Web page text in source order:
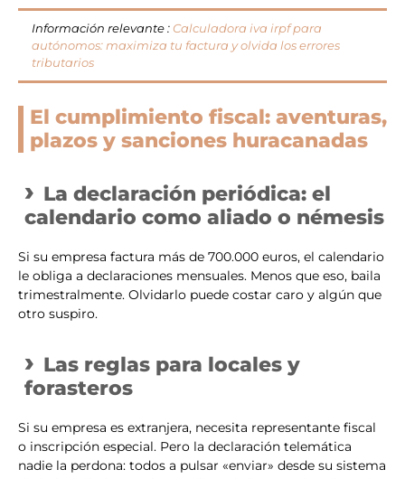
Información relevante : Calculadora iva irpf para
autónomos: maximiza tu factura y olvida los errores
tributarios
El cumplimiento fiscal: aventuras,
plazos y sanciones huracanadas
La declaración periódica: el
calendario como aliado o némesis
Si su empresa factura más de 700.000 euros, el calendario
le obliga a declaraciones mensuales. Menos que eso, baila
trimestralmente. Olvidarlo puede costar caro y algún que
otro suspiro.
Las reglas para locales y
forasteros
Si su empresa es extranjera, necesita representante fiscal
o inscripción especial. Pero la declaración telemática
nadie la perdona: todos a pulsar «enviar» desde su sistema